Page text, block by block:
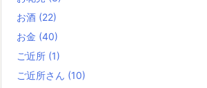
お酒 (22)
お金 (40)
ご近所 (1)
ご近所さん (10)